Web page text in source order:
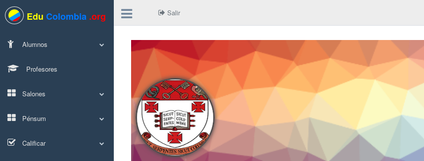
Edu Colombia .org
Alumnos
Profesores
Salones
Pénsum
Calificar
Salir